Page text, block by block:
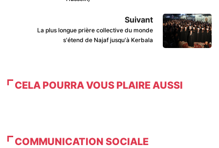
Suivant
La plus longue prière collective du monde
s'étend de Najaf jusqu'à Kerbala
CELA POURRA VOUS PLAIRE AUSSI
COMMUNICATION SOCIALE